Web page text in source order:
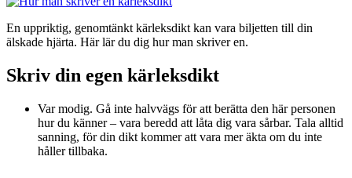
En uppriktig, genomtänkt kärleksdikt kan vara biljetten till din
älskade hjärta. Här lär du dig hur man skriver en.
Skriv din egen kärleksdikt
Var modig. Gå inte halvvägs för att berätta den här personen
hur du känner – vara beredd att låta dig vara sårbar. Tala alltid
sanning, för din dikt kommer att vara mer äkta om du inte
håller tillbaka.